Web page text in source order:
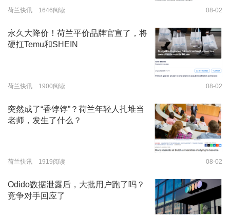
荷兰快讯 1646阅读 08-02
永久大降价！荷兰平价品牌官宣了，将
硬扛Temu和SHEIN
荷兰快讯 1900阅读 08-02
突然成了“香饽饽”？荷兰年轻人扎堆当
老师，发生了什么？
荷兰快讯 1919阅读 08-02
Odido数据泄露后，大批用户跑了吗？
竞争对手回应了